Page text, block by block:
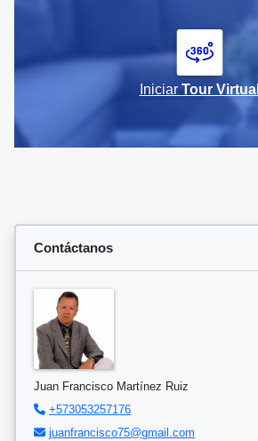
Iniciar Tour Virtual
Contáctanos
Juan Francisco Martínez Ruiz
+573053257176
juanfrancisco75@gmail.com